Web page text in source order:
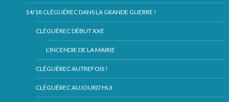
14/18 CLÉGUÉREC DANS LA GRANDE GUERRE !
CLÉGUÉREC DÉBUT XXE
L’INCENDIE DE LA MAIRIE
CLÉGUÉREC AUTREFOIS !
CLÉGUÉREC AUJOURD’HUI